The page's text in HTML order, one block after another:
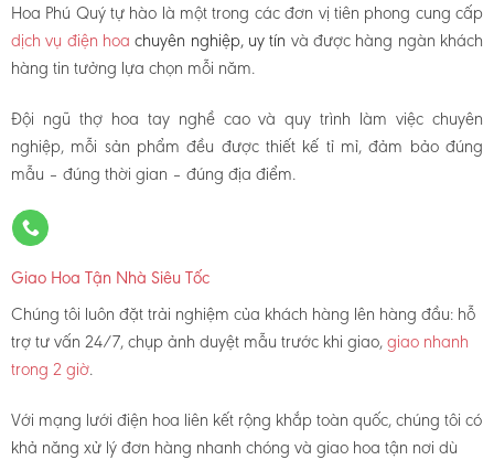
Hoa Phú Quý tự hào là một trong các đơn vị tiên phong cung cấp
dịch vụ điện hoachuyên nghiệp, uy tín và được hàng ngàn khách
hàng tin tưởng lựa chọn mỗi năm.
Đội ngũ thợ hoa tay nghề cao và quy trình làm việc chuyên
nghiệp, mỗi sản phẩm đều được thiết kế tỉ mỉ, đảm bảo đúng
mẫu – đúng thời gian – đúng địa điểm.
Giao Hoa Tận Nhà Siêu Tốc
Chúng tôi luôn đặt trải nghiệm của khách hàng lên hàng đầu: hỗ
trợ tư vấn 24/7, chụp ảnh duyệt mẫu trước khi giao,giao nhanh
trong 2 giờ.
Với mạng lưới điện hoa liên kết rộng khắp toàn quốc, chúng tôi có
khả năng xử lý đơn hàng nhanh chóng và giao hoa tận nơi dù